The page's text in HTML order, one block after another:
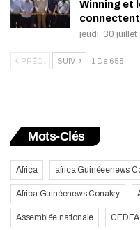
Winning et
connectent
jeudi, 30 juillet
PRÉC. SUIV. 1 De 658
Mots-Clés
Africa africa Guinéeenews
Africa Guinéenews Conakry
Assemblée nationale